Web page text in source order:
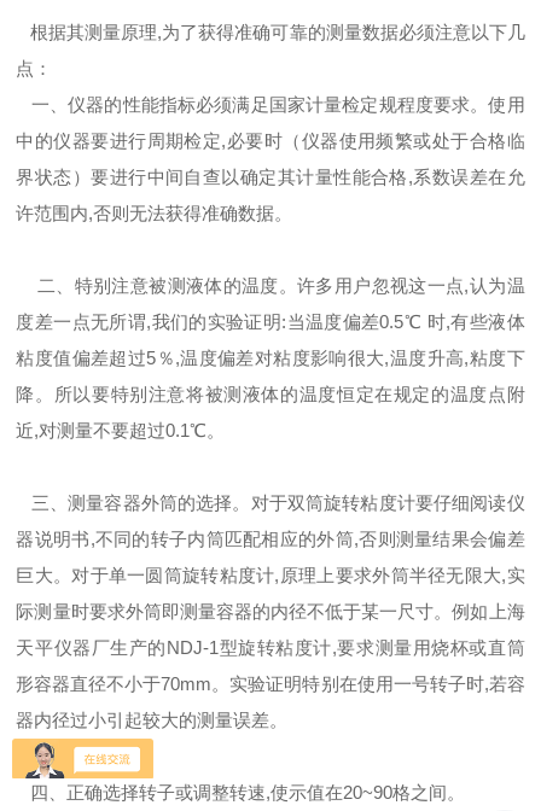
根据其测量原理,为了获得准确可靠的测量数据必须注意以下几
点：
一、仪器的性能指标必须满足国家计量检定规程度要求。使用
中的仪器要进行周期检定,必要时（仪器使用频繁或处于合格临
界状态）要进行中间自查以确定其计量性能合格,系数误差在允
许范围内,否则无法获得准确数据。
二、特别注意被测液体的温度。许多用户忽视这一点,认为温
度差一点无所谓,我们的实验证明:当温度偏差0.5℃ 时,有些液体
粘度值偏差超过5％,温度偏差对粘度影响很大,温度升高,粘度下
降。所以要特别注意将被测液体的温度恒定在规定的温度点附
近,对测量不要超过0.1℃。
三、测量容器外筒的选择。对于双筒旋转粘度计要仔细阅读仪
器说明书,不同的转子内筒匹配相应的外筒,否则测量结果会偏差
巨大。对于单一圆筒旋转粘度计,原理上要求外筒半径无限大,实
际测量时要求外筒即测量容器的内径不低于某一尺寸。例如上海
天平仪器厂生产的NDJ-1型旋转粘度计,要求测量用烧杯或直筒
形容器直径不小于70mm。实验证明特别在使用一号转子时,若容
器内径过小引起较大的测量误差。
四、正确选择转子或调整转速,使示值在20~90格之间。